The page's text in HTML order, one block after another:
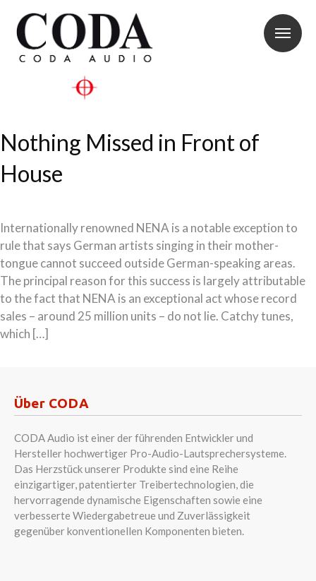
Nothing Missed in Front of
House
Internationally renowned NENA is a notable exception to
rule that says German artists singing in their mother-
tongue cannot succeed outside German-speaking areas.
The principal reason for this success is largely attributable
to the fact that NENA is an exceptional act whose record
sales – around 25 million units – do not lie. Catchy tunes,
which […]
Über CODA
CODA Audio ist einer der führenden Entwickler und
Hersteller hochwertiger Pro-Audio-Lautsprechersysteme.
Das Herzstück unserer Produkte sind eine Reihe
einzigartiger, patentierter Treibertechnologien, die
hervorragende dynamische Eigenschaften sowie eine
verbesserte Wiedergabetreue und Zuverlässigkeit
gegenüber konventionellen Komponenten bieten.